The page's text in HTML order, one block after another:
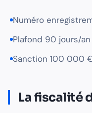
Numéro
Plafond 90 jours/
Sanction 100 000
La fiscalité